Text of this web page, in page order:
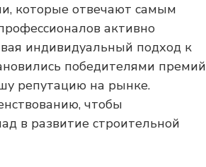
которые отвечают самым
активно
индивидуальный подход к
победителями премий
репутацию на рынке.
чтобы
в развитие строительной